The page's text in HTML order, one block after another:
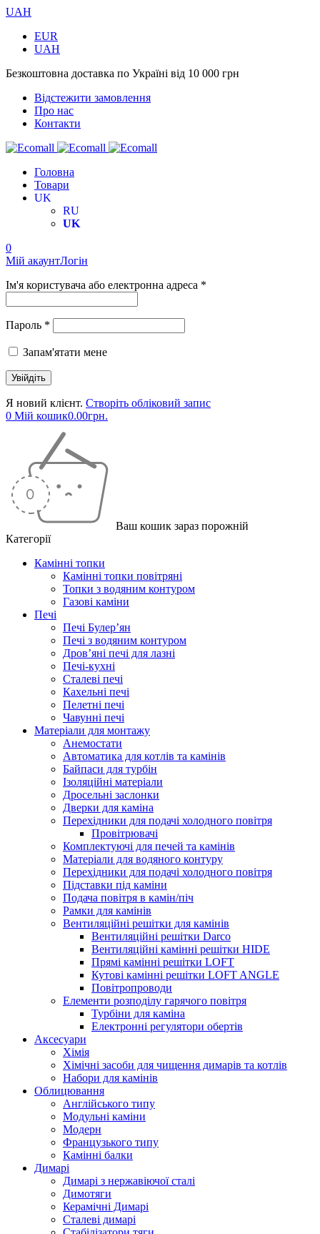
UAH
EUR
UAH
Безкоштовна доставка по Україні від 10 000 грн
Відстежити замовлення
Про нас
Контакти
Головна
Товари
UK
RU
UK
0
Мій акаунтЛогін
Ім'я користувача або електронна адреса *
Пароль *
Запам'ятати мене
Я новий клієнт. Створіть обліковий запис
0 Мій кошик0.00грн.
Ваш кошик зараз порожній
Категорії
Камінні топки
Камінні топки повітряні
Топки з водяним контуром
Газові каміни
Печі
Печі Булер’ян
Печі з водяним контуром
Дров’яні печі для лазні
Печі-кухні
Сталеві печі
Кахельні печі
Пелетні печі
Чавунні печі
Матеріали для монтажу
Анемостати
Автоматика для котлів та камінів
Байпаси для турбін
Ізоляційні матеріали
Дросельні заслонки
Дверки для каміна
Перехідники для подачі холодного повітря
Провітрювачі
Комплектуючі для печей та камінів
Матеріали для водяного контуру
Перехідники для подачі холодного повітря
Підставки під каміни
Подача повітря в камін/піч
Рамки для камінів
Вентиляційні решітки для камінів
Вентиляційні решітки Darco
Вентиляційні камінні решітки HIDE
Прямі камінні решітки LOFT
Кутові камінні решітки LOFT ANGLE
Повітропроводи
Елементи розподілу гарячого повітря
Турбіни для каміна
Електронні регулятори обертів
Аксесуари
Хімія
Хімічні засоби для чищення димарів та котлів
Набори для камінів
Облицювання
Англійського типу
Модульні каміни
Модерн
Французького типу
Камінні балки
Димарі
Димарі з нержавіючої сталі
Димотяги
Керамічні Димарі
Сталеві димарі